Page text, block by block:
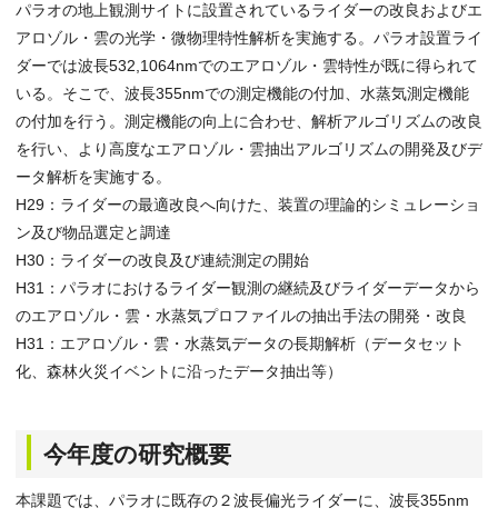
パラオの地上観測サイトに設置されているライダーの改良およびエ
アロゾル・雲の光学・微物理特性解析を実施する。パラオ設置ライ
ダーでは波長532,1064nmでのエアロゾル・雲特性が既に得られて
いる。そこで、波長355nmでの測定機能の付加、水蒸気測定機能
の付加を行う。測定機能の向上に合わせ、解析アルゴリズムの改良
を行い、より高度なエアロゾル・雲抽出アルゴリズムの開発及びデ
ータ解析を実施する。
H29：ライダーの最適改良へ向けた、装置の理論的シミュレーショ
ン及び物品選定と調達
H30：ライダーの改良及び連続測定の開始
H31：パラオにおけるライダー観測の継続及びライダーデータから
のエアロゾル・雲・水蒸気プロファイルの抽出手法の開発・改良
H31：エアロゾル・雲・水蒸気データの長期解析（データセット
化、森林火災イベントに沿ったデータ抽出等）
今年度の研究概要
本課題では、パラオに既存の２波長偏光ライダーに、波長355nm